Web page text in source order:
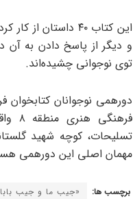
این کتاب ۴۰
و دیگر از پاسخ دادن به آن
توی نوجوانی چشیده‌اند.
تسلیحات، کوچه شهید
مهمان اصلی این دورهمی
برچسب ها: «جیب ما و جیب بابا